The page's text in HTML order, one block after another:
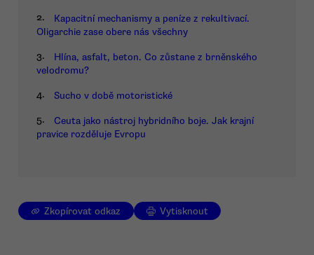
2.
Kapacitní mechanismy a peníze z rekultivací.
Oligarchie zase obere nás všechny
3.
Hlína, asfalt, beton. Co zůstane z brněnského
velodromu?
4. Sucho v době motoristické
5.
Ceuta jako nástroj hybridního boje. Jak krajní
pravice rozděluje Evropu
Zkopírovat odkaz Vytisknout